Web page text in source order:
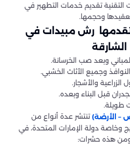
التقنية تقديم خدمات التطهير في
وحجمها.
تقدمها رش مبيدات في
الشارقة
وبعد صب الخرسانة.
وجميع الأثاث الخشبي.
الزراعية والأشجار.
قبل البناء وبعده.
طويلة.
– الأرضة)تنتشر عدة أنواع من
وخاصة دولة الإمارات المتحدة، في
ومن هذه حشرات: